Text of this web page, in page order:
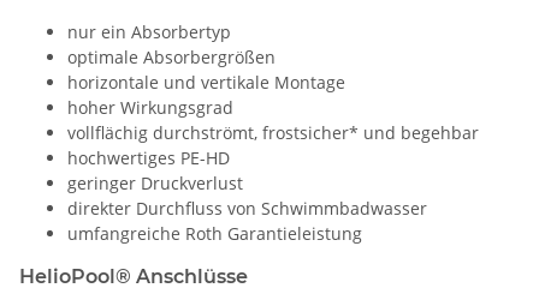
nur ein Absorbertyp
optimale Absorbergrößen
horizontale und vertikale Montage
hoher Wirkungsgrad
vollflächig durchströmt, frostsicher* und begehbar
hochwertiges PE-HD
geringer Druckverlust
direkter Durchfluss von Schwimmbadwasser
umfangreiche Roth Garantieleistung
HelioPool® Anschlüsse